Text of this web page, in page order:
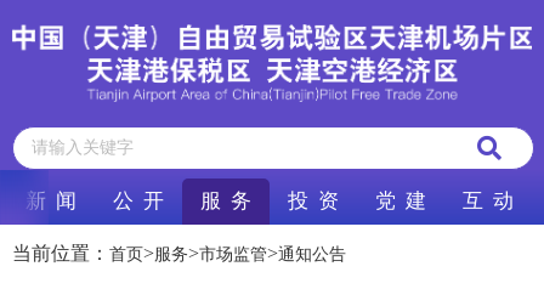
新 闻 公 开 服 务 投 资 党 建 互 动
当前位置： 首页>服务>市场监管>通知公告